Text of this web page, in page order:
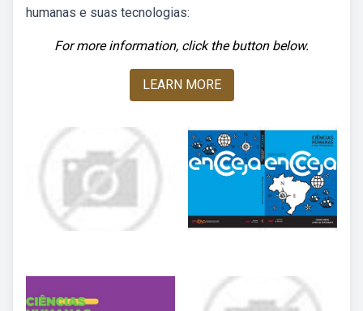
humanas e suas tecnologias:
For more information, click the button below.
LEARN MORE